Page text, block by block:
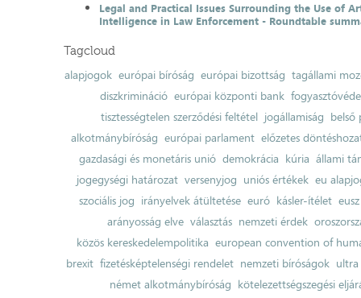
Legal and Practical Issues Surrounding the Use of
Intelligence in Law Enforcement - Roundtable
Tagcloud
alapjogok európai bíróság európai bizottság tagállami
diszkrimináció európai központi bank
tisztességtelen szerződési feltétel jogállamiság belső
alkotmánybíróság európai parlament előzetes
gazdasági és monetáris unió demokrácia kúria állami
jogegységi határozat versenyjog uniós értékek eu
szociális jog irányelvek átültetése euró kásler-ítélet
arányosság elve választás nemzeti érdek
közös kereskedelempolitika european convention of
brexit fizetésképtelenségi rendelet nemzeti bíróságok ultra
német alkotmánybíróság kötelezettségszegési